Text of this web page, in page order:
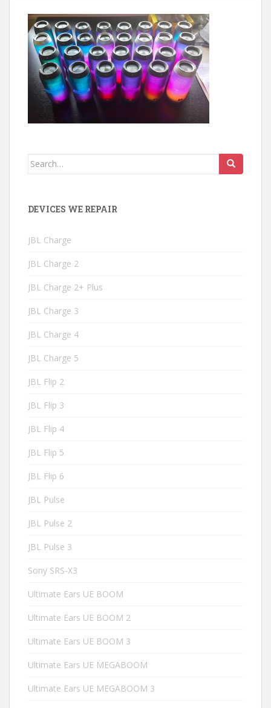
Search
DEVICES WE REPAIR
JBL Charge
JBL Charge 2
JBL Charge 2+ Plus
JBL Charge 3
JBL Charge 4
JBL Charge 5
JBL Flip 2
JBL Flip 3
JBL Flip 4
JBL Flip 5
JBL Flip 6
JBL Pulse
JBL Pulse 2
JBL Pulse 3
Sony SRS-X3
Ultimate Ears UE BOOM
Ultimate Ears UE BOOM 2
Ultimate Ears UE BOOM 3
Ultimate Ears UE MEGABOOM
Ultimate Ears UE MEGABOOM 3